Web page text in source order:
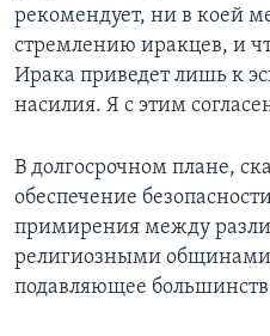
рекомендует, ни в коей
стремлению иракцев, и
Ирака приведет лишь к
насилия. Я с этим
В долгосрочном плане,
обеспечение
примирения между
религиозными
подавляющее